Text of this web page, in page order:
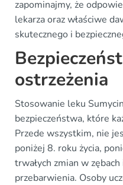
zapominajmy, że
lekarza oraz właściwe
skutecznego i
ostrzeżenia
Stosowanie leku
bezpieczeństwa, które
Przede wszystkim, nie
poniżej 8. roku życia,
trwałych zmian w
przebarwienia. Osoby